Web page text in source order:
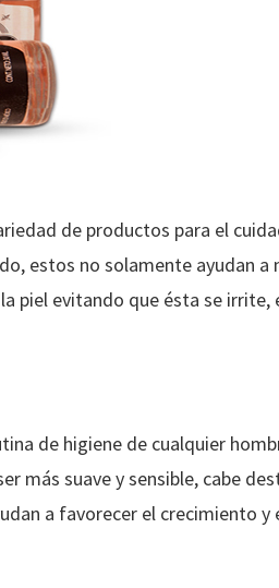
de productos para el
estos no solamente ayudan
piel evitando que ésta se irrite,
de higiene de cualquier
más suave y sensible, cabe
a favorecer el crecimiento